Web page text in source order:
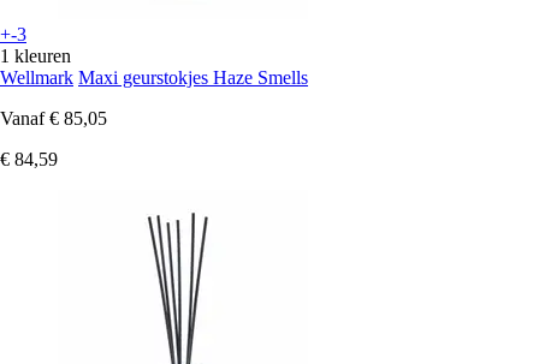
+-3
1 kleuren
Wellmark Maxi geurstokjes Haze Smells
Vanaf € 85,05
€ 84,59